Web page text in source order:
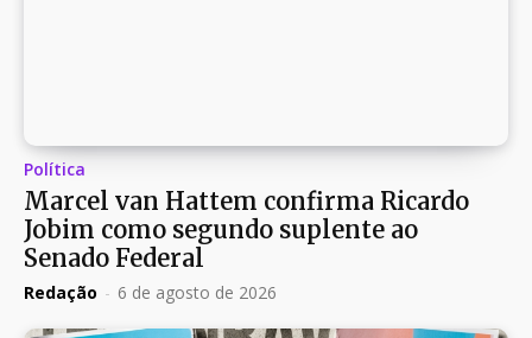
Política
Marcel van Hattem confirma Ricardo
Jobim como segundo suplente ao
Senado Federal
Redação - 6 de agosto de 2026